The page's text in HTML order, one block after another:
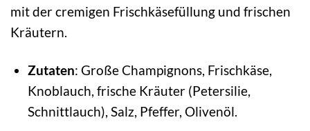
mit der cremigen Frischkäsefüllung und frischen
Kräutern.
Zutaten: Große Champignons, Frischkäse,
Knoblauch, frische Kräuter (Petersilie,
Schnittlauch), Salz, Pfeffer, Olivenöl.